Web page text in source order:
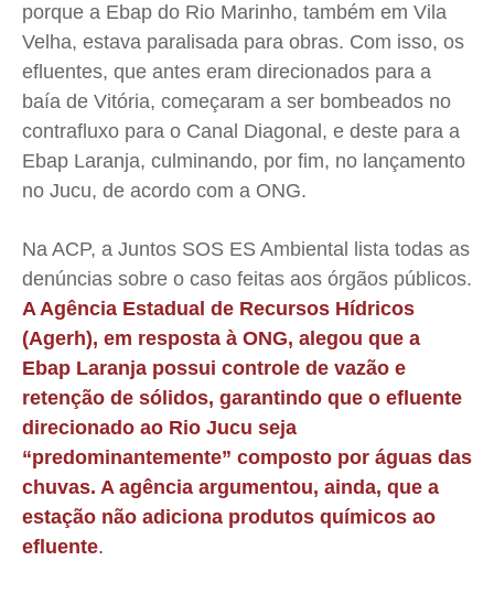
porque a Ebap do Rio Marinho, também em Vila
Velha, estava paralisada para obras. Com isso, os
efluentes, que antes eram direcionados para a
baía de Vitória, começaram a ser bombeados no
contrafluxo para o Canal Diagonal, e deste para a
Ebap Laranja, culminando, por fim, no lançamento
no Jucu, de acordo com a ONG.
Na ACP, a Juntos SOS ES Ambiental lista todas as
denúncias sobre o caso feitas aos órgãos públicos.
A Agência Estadual de Recursos Hídricos
(Agerh), em resposta à ONG, alegou que a
Ebap Laranja possui controle de vazão e
retenção de sólidos, garantindo que o efluente
direcionado ao Rio Jucu seja
“predominantemente” composto por águas das
chuvas. A agência argumentou, ainda, que a
estação não adiciona produtos químicos ao
efluente.